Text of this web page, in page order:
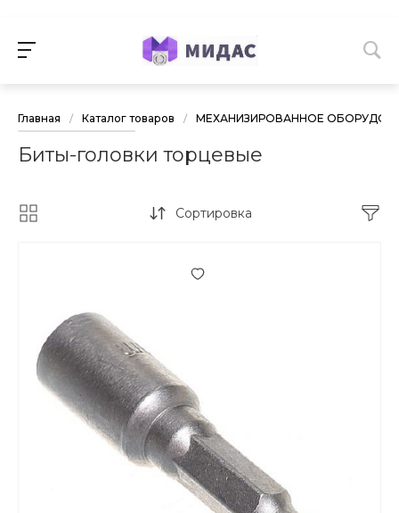
Главная / Каталог товаров / МЕХАНИЗИРОВАННОЕ
Биты-головки торцевые
Сортировка